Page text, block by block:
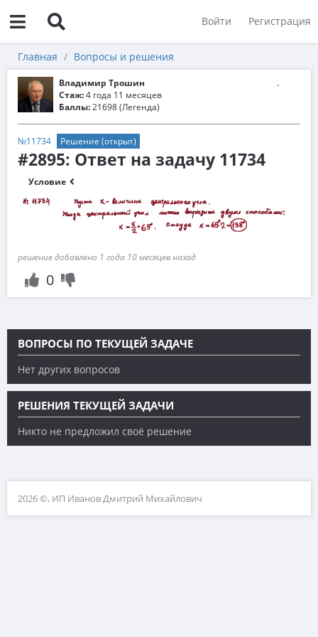
Войти Регистрация
Главная Вопросы и решения
Владимир Трошин
Стаж:4 года 11 месяцев
Баллы:21698 (Легенда)
№11734 Решение (открыт)
#2895: Ответ на задачу 11734
Условие
решение добавлено 1 года 10 месяцев назад
0
ВОПРОСЫ ПО ТЕКУЩЕЙ ЗАДАЧЕ
Нет других вопросов
РЕШЕНИЯ ТЕКУЩЕЙ ЗАДАЧИ
Никто не предложил своё решение
2026 ©, ИП Иванов Дмитрий Михайлович